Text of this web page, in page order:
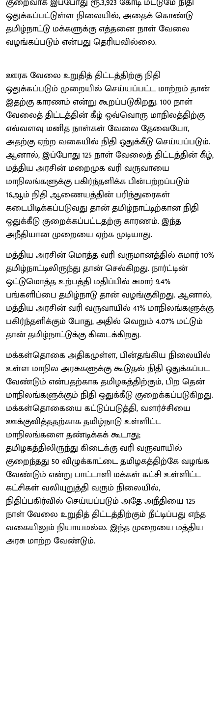
ஒதுக்கப்பட்டுள்ள நிலையில், அதைக் கொண்டு
தமிழ்நாட்டு மக்களுக்கு எத்தனை நாள் வேலை
வழங்கப்படும் என்பது தெரியவில்லை.
ஊரக வேலை உறுதித் திட்டத்திற்கு நிதி
ஒதுக்கப்படும் முறையில் செய்யப்பட்ட மாற்றம் தான்
இதற்கு காரணம் என்று கூறப்படுகிறது. 100 நாள்
வேலைத் திட்டத்தின் கீழ் ஒவ்வொரு மாநிலத்திற்கு
எவ்வளவு மனித நாள்கள் வேலை தேவையோ,
அதற்கு ஏற்ற வகையில் நிதி ஒதுக்கீடு செய்யப்படும்.
ஆனால், இப்போது 125 நாள் வேலைத் திட்டத்தின் கீழ்,
மத்திய அரசின் மறைமுக வரி வருவாயை
மாநிலங்களுக்கு பகிர்ந்தளிக்க பின்பற்றப்படும்
16ஆம் நிதி ஆணையத்தின் பரிந்துரைகள்
கடைபிடிக்கப்படுவது தான் தமிழ்நாட்டிற்கான நிதி
ஒதுக்கீடு குறைக்கப்பட்டதற்கு காரணம். இந்த
அநீதியான முறையை ஏற்க முடியாது.
மத்திய அரசின் மொத்த வரி வருமானத்தில் சுமார் 10%
தமிழ்நாட்டிலிருந்து தான் செல்கிறது. நார்ட்டின்
ஒட்டுமொத்த உற்பத்தி மதிப்பில் சுமார் 9.4%
பங்களிப்பை தமிழ்நாடு தான் வழங்குகிறது. ஆனால்,
மத்திய அரசின் வரி வருவாயில் 41% மாநிலங்களுக்கு
பகிர்ந்தளிக்கும் போது, அதில் வெறும் 4.07% மட்டும்
தான் தமிழ்நாட்டுக்கு கிடைக்கிறது.
மக்கள்தொகை அதிகமுள்ள, பின்தங்கிய நிலையில்
உள்ள மாநில அரசுகளுக்கு கூடுதல் நிதி ஒதுக்கப்பட
வேண்டும் என்பதற்காக தமிழகத்திற்கும், பிற தென்
மாநிலங்களுக்கும் நிதி ஒதுக்கீடு குறைக்கப்படுகிறது.
மக்கள்தொகையை கட்டுப்படுத்தி, வளர்ச்சியை
ஊக்குவித்ததற்காக தமிழ்நாடு உள்ளிட்ட
மாநிலங்களை தண்டிக்கக் கூடாது;
தமிழகத்திலிருந்து கிடைக்கு வரி வருவாயில்
குறைந்தது 50 விழுக்காட்டை தமிழகத்திற்கே வழங்க
வேண்டும் என்று பாட்டாளி மக்கள் கட்சி உள்ளிட்ட
கட்சிகள் வலியுறுத்தி வரும் நிலையில்,
நிதிப்பகிர்வில் செய்யப்படும் அதே அநீதியை 125
நாள் வேலை உறுதித் திட்டத்திற்கும் நீட்டிப்பது எந்த
வகையிலும் நியாயமல்ல. இந்த முறையை மத்திய
அரசு மாற்ற வேண்டும்.